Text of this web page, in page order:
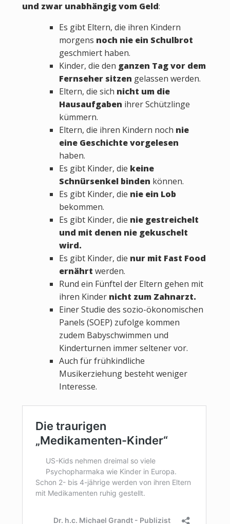
und zwar unabhängig vom Geld:
Es gibt Eltern, die ihren Kindern
morgens noch nie ein Schulbrot
geschmiert haben.
Kinder, die den ganzen Tag vor dem
Fernseher sitzen gelassen werden.
Eltern, die sich nicht um die
Hausaufgaben ihrer Schützlinge
kümmern.
Eltern, die ihren Kindern noch nie
eine Geschichte vorgelesen
haben.
Es gibt Kinder, die keine
Schnürsenkel binden können.
Es gibt Kinder, die nie ein Lob
bekommen.
Es gibt Kinder, die nie gestreichelt
und mit denen nie gekuschelt
wird.
Es gibt Kinder, die nur mit Fast Food
ernährt werden.
Rund ein Fünftel der Eltern gehen mit
ihren Kinder nicht zum Zahnarzt.
Einer Studie des sozio-ökonomischen
Panels (SOEP) zufolge kommen
zudem Babyschwimmen und
Kinderturnen immer seltener vor.
Auch für frühkindliche
Musikerziehung besteht weniger
Interesse.